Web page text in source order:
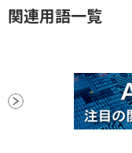
関連用語一覧